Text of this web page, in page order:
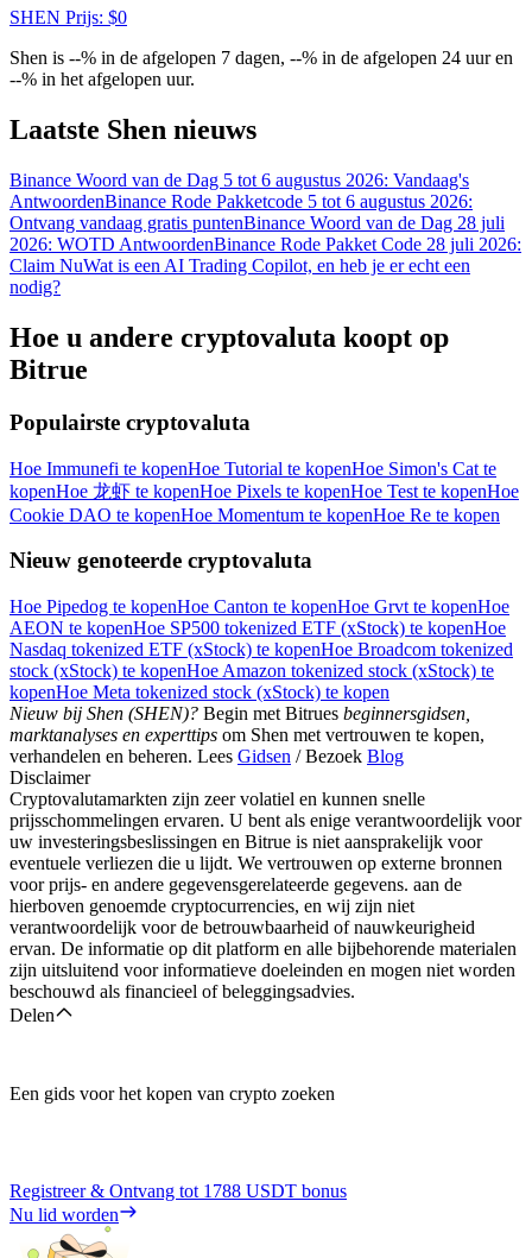
Log inAanmelden
Beloningscentrum
Download de
Bitrue-app
Nederlands
SHEN Prijs: $0
Shen is --% in de afgelopen 7 dagen, --% in de afgelopen 24 uur en
--% in het afgelopen uur.
Laatste Shen nieuws
Binance Woord van de Dag 5 tot 6 augustus 2026: Vandaag's
AntwoordenBinance Rode Pakketcode 5 tot 6 augustus 2026:
Ontvang vandaag gratis puntenBinance Woord van de Dag 28 juli
2026: WOTD AntwoordenBinance Rode Pakket Code 28 juli 2026:
Claim NuWat is een AI Trading Copilot, en heb je er echt een
nodig?
Hoe u andere cryptovaluta koopt op
Bitrue
Populairste cryptovaluta
Hoe Immunefi te kopenHoe Tutorial te kopenHoe Simon's Cat te
kopenHoe 龙虾 te kopenHoe Pixels te kopenHoe Test te kopenHoe
Cookie DAO te kopenHoe Momentum te kopenHoe Re te kopen
Nieuw genoteerde cryptovaluta
Hoe Pipedog te kopenHoe Canton te kopenHoe Grvt te kopenHoe
AEON te kopenHoe SP500 tokenized ETF (xStock) te kopenHoe
Nasdaq tokenized ETF (xStock) te kopenHoe Broadcom tokenized
stock (xStock) te kopenHoe Amazon tokenized stock (xStock) te
kopenHoe Meta tokenized stock (xStock) te kopen
Nieuw bij Shen (SHEN)? Begin met Bitrues beginnersgidsen,
marktanalyses en experttips om Shen met vertrouwen te kopen,
verhandelen en beheren. Lees Gidsen / Bezoek Blog
Disclaimer
Cryptovalutamarkten zijn zeer volatiel en kunnen snelle
prijsschommelingen ervaren. U bent als enige verantwoordelijk voor
uw investeringsbeslissingen en Bitrue is niet aansprakelijk voor
eventuele verliezen die u lijdt. We vertrouwen op externe bronnen
voor prijs- en andere gegevensgerelateerde gegevens. aan de
hierboven genoemde cryptocurrencies, en wij zijn niet
verantwoordelijk voor de betrouwbaarheid of nauwkeurigheid
ervan. De informatie op dit platform en alle bijbehorende materialen
zijn uitsluitend voor informatieve doeleinden en mogen niet worden
beschouwd als financieel of beleggingsadvies.
Delen
Een gids voor het kopen van crypto zoeken
Registreer & Ontvang tot 1788 USDT bonus
Nu lid worden